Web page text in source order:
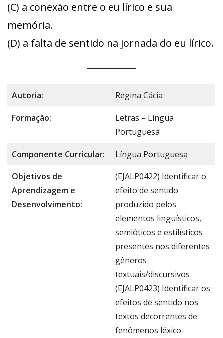
(C) a conexão entre o eu lírico e sua
memória.
(D) a falta de sentido na jornada do eu lírico.
Autoria: Regina Cácia
Formação:
Letras – Língua
Portuguesa
Componente Curricular: Língua Portuguesa
Objetivos de
Aprendizagem e
Desenvolvimento:
(EJALP0422) Identificar o
efeito de sentido
produzido pelos
elementos linguísticos,
semióticos e estilísticos
presentes nos diferentes
gêneros
textuais/discursivos
(EJALP0423) Identificar os
efeitos de sentido nos
textos decorrentes de
fenômenos léxico-